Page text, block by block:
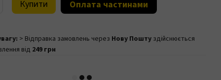
Купити Оплата частинами
> Відправка замовлень через Нову Пошту здійснюється
від 249 грн